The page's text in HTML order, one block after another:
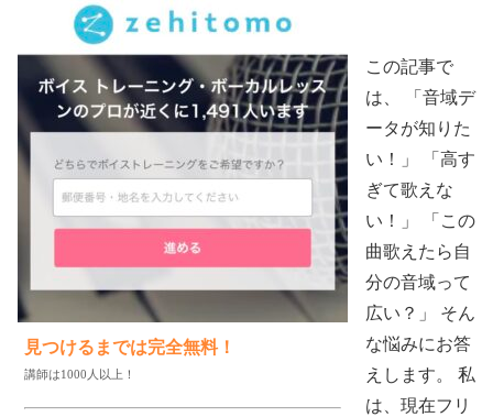
見つけるまでは完全無料！
講師は1000人以上！
この記事で
は、 「音域デ
ータが知りた
い！」 「高す
ぎて歌えな
い！」 「この
曲歌えたら自
分の音域って
広い？」 そん
な悩みにお答
えします。 私
は、現在フリ